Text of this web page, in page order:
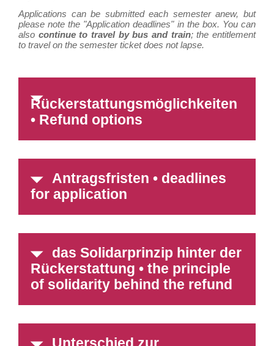
Applications can be submitted each semester anew, but
please note the "Application deadlines" in the box. You can
also continue to travel by bus and train; the entitlement
to travel on the semester ticket does not lapse.
Rückerstattungsmöglichkeiten
• Refund options
Antragsfristen • deadlines
for application
das Solidarprinzip hinter der
Rückerstattung • the principle
of solidarity behind the refund